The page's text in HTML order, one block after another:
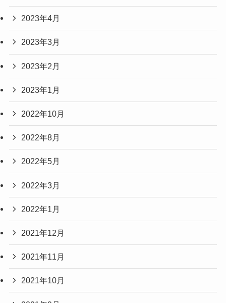
2023年4月
2023年3月
2023年2月
2023年1月
2022年10月
2022年8月
2022年5月
2022年3月
2022年1月
2021年12月
2021年11月
2021年10月